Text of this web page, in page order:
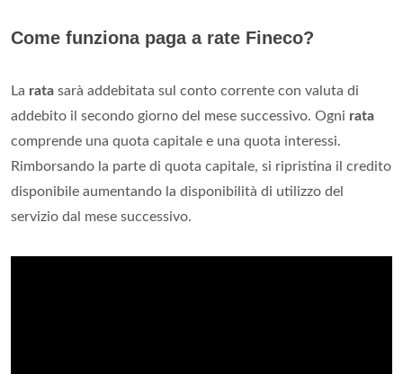
Come funziona paga a rate Fineco?
La rata sarà addebitata sul conto corrente con valuta di
addebito il secondo giorno del mese successivo. Ogni rata
comprende una quota capitale e una quota interessi.
Rimborsando la parte di quota capitale, si ripristina il credito
disponibile aumentando la disponibilità di utilizzo del
servizio dal mese successivo.